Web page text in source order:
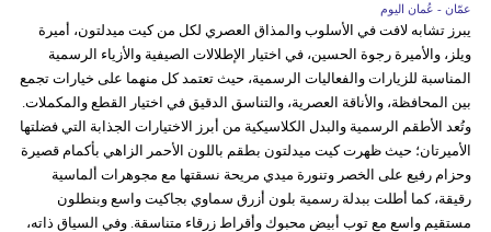
عمّان - عُمان اليوم
يبرز تشابه لافت في الأسلوب والمذاق العصري لكل من كيت ميدلتون، أميرة
ويلز، والأميرة رجوة الحسين، في اختيار الإطلالات الصيفية والأزياء الرسمية
المناسبة للزيارات والفعاليات الرسمية، حيث تعتمد كل منهما على خيارات تجمع
بين المحافظة، والأناقة العصرية، والتناسق الدقيق في اختيار القطع والمكملات.
وتُعد الأطقم الرسمية والبدل الكلاسيكية من أبرز الاختيارات الجذابة التي فضلتها
الأميرتان؛ حيث ظهرت كيت ميدلتون بطقم باللون الأحمر الزاهي بأكمام قصيرة
وحزام رفيع على الخصر وتنورة ميدي مريحة نسقتها مع مجوهرات ألماسية
رقيقة، كما أطلت ببدلة رسمية بلون أزرق سماوي بجاكيت واسع وبنطلون
مستقيم واسع مع توب أبيض محبوك وأقراط زرقاء متناسقة. وفي السياق ذاته،